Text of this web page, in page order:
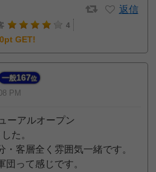
返信
4
GET!
一般167位
PM
ーアルオープン
た。
・客層全く雰囲気一緒です。
団って感じです。